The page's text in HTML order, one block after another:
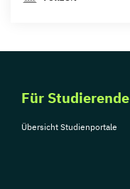
Für Studierende
Übersicht Studienportale